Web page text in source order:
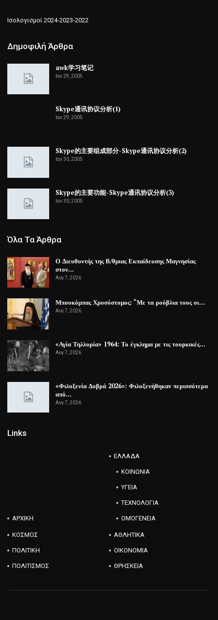
Ισολογισμοί 2024-2023-2022
Δημοφιλή Άρθρα
awk学习笔记
Ιαν 29, 2005
Skype通讯协议分析(1)
Ιαν 29, 2005
Skype的主要组成部分-Skype通讯协议分析(2)
Ιαν 30, 2005
Skype的主要功能-Skype通讯协议分析(3)
Ιαν 30, 2005
Όλα Τα Άρθρα
Ο Διευθυντής της Β/θμιας Εκπαίδευσης Μαγνησίας
στον…
Αυγ 7, 2026
Μπουκόμπας Χρυσόστομος: “Με τα ρούβλια τους οι…
Αυγ 7, 2026
«Αγία Τηλλυρία» 1964: Το έγκλημα με τις τουρκικές…
Αυγ 7, 2026
«Φιλοξενία Δοβρά 2026»: Φιλοξενήθηκαν περισσότερα
από…
Αυγ 7, 2026
Links
ΑΡΧΙΚΗ
ΕΛΛΑΔΑ
ΚΟΙΝΩΝΙΑ
ΥΓΕΙΑ
ΤΕΧΝΟΛΟΓΙΑ
ΟΜΟΓΕΝΕΙΑ
ΚΟΣΜΟΣ ΑΘΛΗΤΙΚΑ
ΠΟΛΙΤΙΚΗ ΟΙΚΟΝΟΜΙΑ
ΠΟΛΙΤΙΣΜΟΣ ΘΡΗΣΚΕΙΑ